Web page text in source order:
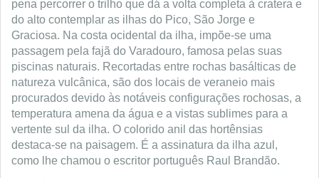
pena percorrer o trilho que dá a volta completa à cratera e
do alto contemplar as ilhas do Pico, São Jorge e
Graciosa. Na costa ocidental da ilha, impõe-se uma
passagem pela fajã do Varadouro, famosa pelas suas
piscinas naturais. Recortadas entre rochas basálticas de
natureza vulcânica, são dos locais de veraneio mais
procurados devido às notáveis configurações rochosas, a
temperatura amena da água e a vistas sublimes para a
vertente sul da ilha. O colorido anil das hortênsias
destaca-se na paisagem. É a assinatura da ilha azul,
como lhe chamou o escritor português Raul Brandão.